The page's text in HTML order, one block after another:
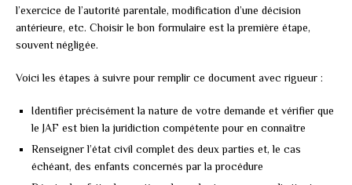
l’exercice de l’autorité parentale, modification d’une décision
antérieure, etc. Choisir le bon formulaire est la première étape,
souvent négligée.
Voici les étapes à suivre pour remplir ce document avec rigueur :
Identifier précisément la nature de votre demande et vérifier que
le JAF est bien la juridiction compétente pour en connaître
Renseigner l’état civil complet des deux parties et, le cas
échéant, des enfants concernés par la procédure